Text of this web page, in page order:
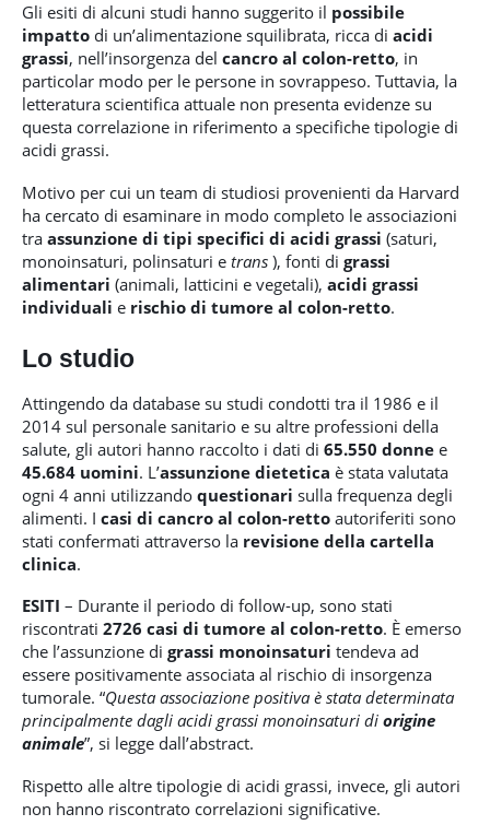
Gli esiti di alcuni studi hanno suggerito il possibile
impatto di un’alimentazione squilibrata, ricca di acidi
grassi, nell’insorgenza del cancro al colon-retto, in
particolar modo per le persone in sovrappeso. Tuttavia, la
letteratura scientifica attuale non presenta evidenze su
questa correlazione in riferimento a specifiche tipologie di
acidi grassi.
Motivo per cui un team di studiosi provenienti da Harvard
ha cercato di esaminare in modo completo le associazioni
tra assunzione di tipi specifici di acidi grassi (saturi,
monoinsaturi, polinsaturi e trans ), fonti di grassi
alimentari (animali, latticini e vegetali), acidi grassi
individuali e rischio di tumore al colon-retto.
Lo studio
Attingendo da database su studi condotti tra il 1986 e il
2014 sul personale sanitario e su altre professioni della
salute, gli autori hanno raccolto i dati di 65.550 donne e
45.684 uomini. L’assunzione dietetica è stata valutata
ogni 4 anni utilizzando questionari sulla frequenza degli
alimenti. I casi di cancro al colon-retto autoriferiti sono
stati confermati attraverso la revisione della cartella
clinica.
ESITI – Durante il periodo di follow-up, sono stati
riscontrati 2726 casi di tumore al colon-retto. È emerso
che l’assunzione di grassi monoinsaturi tendeva ad
essere positivamente associata al rischio di insorgenza
tumorale. “Questa associazione positiva è stata determinata
principalmente dagli acidi grassi monoinsaturi di origine
animale”, si legge dall’abstract.
Rispetto alle altre tipologie di acidi grassi, invece, gli autori
non hanno riscontrato correlazioni significative.